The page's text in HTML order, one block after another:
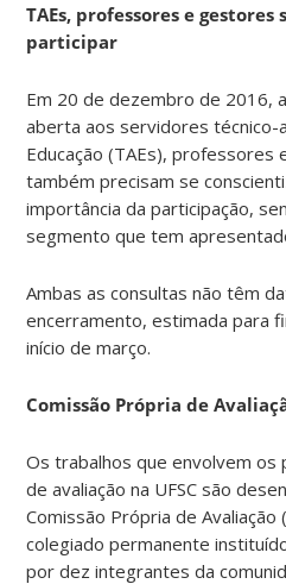
TAEs, professores e gestores
participar
Em 20 de dezembro de 2016,
aberta aos servidores técnico-
Educação (TAEs), professores
também precisam se
importância da participação,
segmento que tem
Ambas as consultas não têm
encerramento, estimada para
início de março.
Comissão Própria de
Os trabalhos que envolvem os
de avaliação na UFSC são
Comissão Própria de Avaliação
colegiado permanente
por dez integrantes da